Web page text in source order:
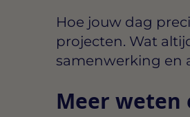
Hoe jouw dag
projecten. Wat
samenwerking en
Meer weten